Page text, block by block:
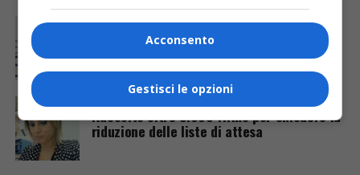
CRONACA & ATTUALITÀ 2 anni fa
Carriera a rischio per Deulofeu. Un
fisioterapista udinese si offre di aiutarlo
Raccolte oltre 5.000 firme per chiedere la
riduzione delle liste di attesa
Acconsento
Gestisci le opzioni